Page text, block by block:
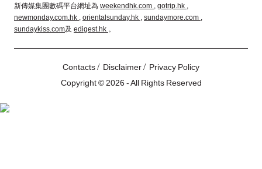
新傳媒集團數碼平台網址為 weekendhk.com , gotrip.hk ,
newmonday.com.hk , orientalsunday.hk , sundaymore.com ,
sundaykiss.com及 edigest.hk 。
Contacts/ Disclaimer/ Privacy Policy
Copyright © 2026 - All Rights Reserved